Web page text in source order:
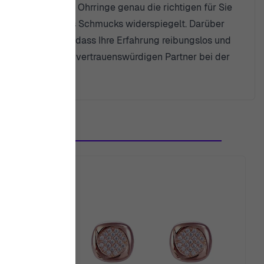
dass Ihre Ohrringe genau die richtigen für Sie
unseres Schmucks widerspiegelt. Darüber
dass Ihre Erfahrung reibungslos und
uns zu Ihrem vertrauenswürdigen Partner bei der